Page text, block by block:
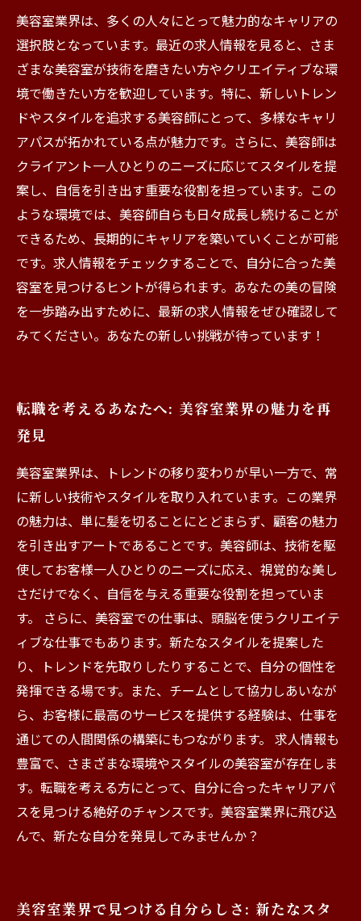
美容室業界は、多くの人々にとって魅力的なキャリアの
選択肢となっています。最近の求人情報を見ると、さま
ざまな美容室が技術を磨きたい方やクリエイティブな環
境で働きたい方を歓迎しています。特に、新しいトレン
ドやスタイルを追求する美容師にとって、多様なキャリ
アパスが拓かれている点が魅力です。さらに、美容師は
クライアント一人ひとりのニーズに応じてスタイルを提
案し、自信を引き出す重要な役割を担っています。この
ような環境では、美容師自らも日々成長し続けることが
できるため、長期的にキャリアを築いていくことが可能
です。求人情報をチェックすることで、自分に合った美
容室を見つけるヒントが得られます。あなたの美の冒険
を一歩踏み出すために、最新の求人情報をぜひ確認して
みてください。あなたの新しい挑戦が待っています！
転職を考えるあなたへ: 美容室業界の魅力を再
発見
美容室業界は、トレンドの移り変わりが早い一方で、常
に新しい技術やスタイルを取り入れています。この業界
の魅力は、単に髪を切ることにとどまらず、顧客の魅力
を引き出すアートであることです。美容師は、技術を駆
使してお客様一人ひとりのニーズに応え、視覚的な美し
さだけでなく、自信を与える重要な役割を担っていま
す。 さらに、美容室での仕事は、頭脳を使うクリエイテ
ィブな仕事でもあります。新たなスタイルを提案した
り、トレンドを先取りしたりすることで、自分の個性を
発揮できる場です。また、チームとして協力しあいなが
ら、お客様に最高のサービスを提供する経験は、仕事を
通じての人間関係の構築にもつながります。 求人情報も
豊富で、さまざまな環境やスタイルの美容室が存在しま
す。転職を考える方にとって、自分に合ったキャリアパ
スを見つける絶好のチャンスです。美容室業界に飛び込
んで、新たな自分を発見してみませんか？
美容室業界で見つける自分らしさ: 新たなスタ